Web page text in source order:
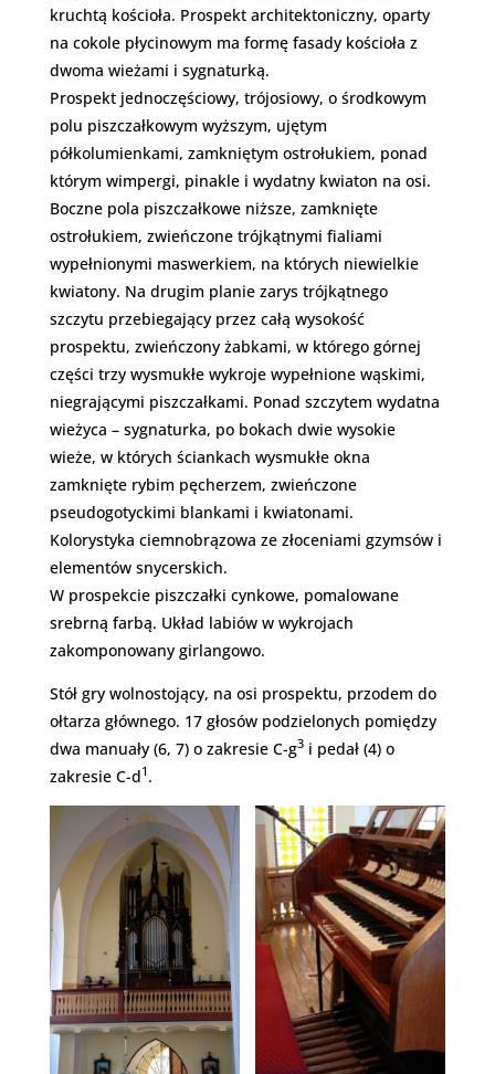
kruchtą kościoła. Prospekt architektoniczny, oparty
na cokole płycinowym ma formę fasady kościoła z
dwoma wieżami i sygnaturką.
Prospekt jednoczęściowy, trójosiowy, o środkowym
polu piszczałkowym wyższym, ujętym
półkolumienkami, zamkniętym ostrołukiem, ponad
którym wimpergi, pinakle i wydatny kwiaton na osi.
Boczne pola piszczałkowe niższe, zamknięte
ostrołukiem, zwieńczone trójkątnymi fialiami
wypełnionymi maswerkiem, na których niewielkie
kwiatony. Na drugim planie zarys trójkątnego
szczytu przebiegający przez całą wysokość
prospektu, zwieńczony żabkami, w którego górnej
części trzy wysmukłe wykroje wypełnione wąskimi,
niegrającymi piszczałkami. Ponad szczytem wydatna
wieżyca – sygnaturka, po bokach dwie wysokie
wieże, w których ściankach wysmukłe okna
zamknięte rybim pęcherzem, zwieńczone
pseudogotyckimi blankami i kwiatonami.
Kolorystyka ciemnobrązowa ze złoceniami gzymsów i
elementów snycerskich.
W prospekcie piszczałki cynkowe, pomalowane
srebrną farbą. Układ labiów w wykrojach
zakomponowany girlangowo.
Stół gry wolnostojący, na osi prospektu, przodem do
ołtarza głównego. 17 głosów podzielonych pomiędzy
dwa manuały (6, 7) o zakresie C-g3i pedał (4) o
zakresie C-d1 .